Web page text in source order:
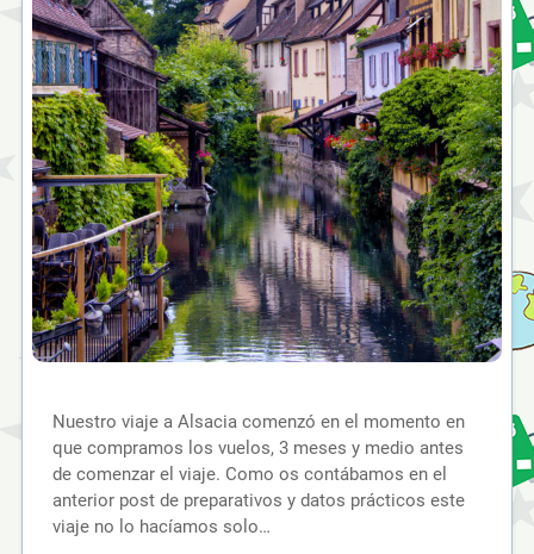
Nuestro viaje a Alsacia comenzó en el momento en
que compramos los vuelos, 3 meses y medio antes
de comenzar el viaje. Como os contábamos en el
anterior post de preparativos y datos prácticos este
viaje no lo hacíamos solo…